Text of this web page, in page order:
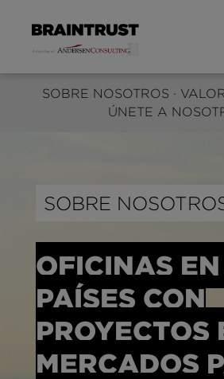
SOBRE NOSOTROS · V
ÚNETE A
SOBRE
OFICINAS
PAÍSES CON
PROYECTOS
MERCADOS